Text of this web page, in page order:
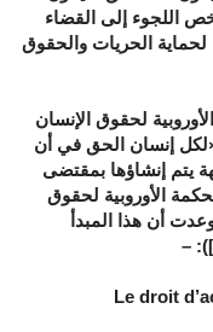
اللجوء إلى القضاء
الحريات والحقوق
لحقوق الإنسان
على أن «لكل إنسان الحق في أن
يتم إنشاؤها بمقتضى
الأوروبية لحقوق
أن هذا المبدأ